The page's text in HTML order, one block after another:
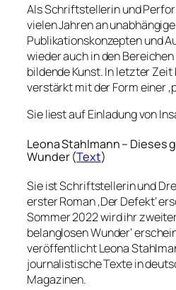
Als Schriftstellerin und
vielen Jahren an
Publikationskonzepten und
wieder auch in den
bildende Kunst. In letzter
verstärkt mit der Form einer
Sie liest auf Einladung von
Leona Stahlmann – Dieses
Wunder (Text)
Sie ist Schriftstellerin und
erster Roman ‚Der Defekt‘
Sommer 2022 wird ihr
belanglosen Wunder‘
veröffentlicht Leona
journalistische Texte in
Magazinen.